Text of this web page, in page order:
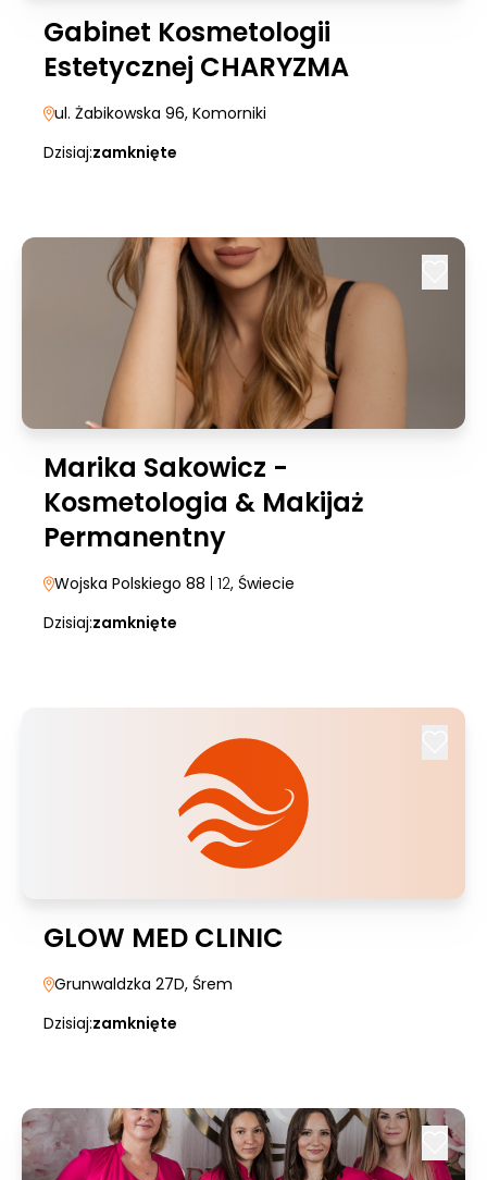
Gabinet Kosmetologii
Estetycznej CHARYZMA
ul. Żabikowska 96, Komorniki
Dzisiaj:zamknięte
Marika Sakowicz -
Kosmetologia & Makijaż
Permanentny
Wojska Polskiego 88 | 12, Świecie
Dzisiaj:zamknięte
GLOW MED CLINIC
Grunwaldzka 27D, Śrem
Dzisiaj:zamknięte